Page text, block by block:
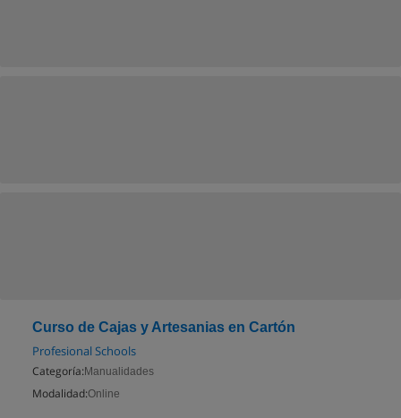
Curso de Cajas y Artesanias en Cartón
Profesional Schools
Categoría: Manualidades
Modalidad:Online